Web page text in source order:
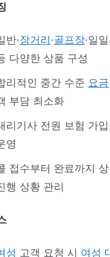
반·장거리 ·골프장·일
다양한 상품 구성
리적인 중간 수준 요금
부담 최소화
리기사 전원 보험 가
영
접수부터 완료까지
행 상황 관리
성 고객 요청 시 여성